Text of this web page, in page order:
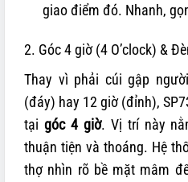
giao điểm đó. Nhanh,
2. Góc 4 giờ (4 O’clock) &
Thay vì phải cúi gập
(đáy) hay 12 giờ (đỉnh),
tại góc 4 giờ. Vị trí này
thuận tiện và thoáng. Hệ
thợ nhìn rõ bề mặt mâm